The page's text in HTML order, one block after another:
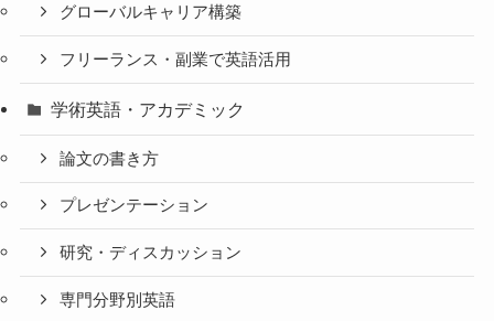
グローバルキャリア構築
フリーランス・副業で英語活用
学術英語・アカデミック
論文の書き方
プレゼンテーション
研究・ディスカッション
専門分野別英語